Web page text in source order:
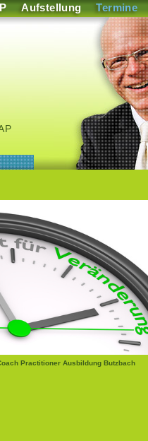
Aufstellung Termine
Practitioner Ausbildung Butzbach